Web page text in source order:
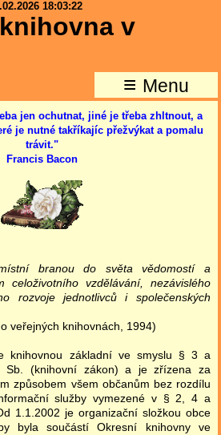
18:03:22
v
≡ Menu
jen ochutnat, jiné je třeba zhltnout, a
je nutné takříkajíc přežvýkat a pomalu
trávit."
Francis Bacon
branou do světa vědomostí a
celoživotního vzdělávání, nezávislého
rozvoje jednotlivců i společenských
veřejných knihovnách, 1994)
knihovnou základní ve smyslu § 3 a
Sb. (knihovní zákon) a je zřízena za
způsobem všem občanům bez rozdílu
služby vymezené v § 2, 4 a
1.1.2002 je organizační složkou obce
byla součástí Okresní knihovny ve